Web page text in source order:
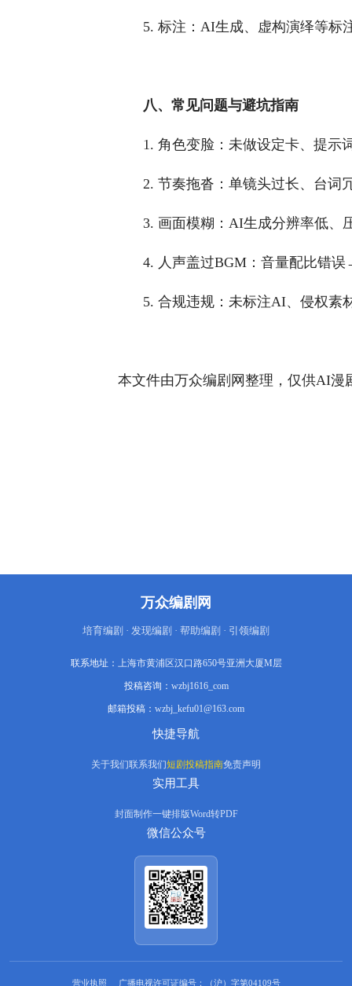
5. 标注：AI生成、虚构演绎等标
八、常见问题与避坑指南
1. 角色变脸：未做设定卡、提
2. 节奏拖沓：单镜头过长、台词
3. 画面模糊：AI生成分辨率低、
4. 人声盖过BGM：音量配比错
5. 合规违规：未标注AI、侵权
本文件由万众编剧网整理，仅供AI漫
万众编剧网
培育编剧 · 发现编剧 · 帮助编剧 · 引领编剧
联系地址： 上海市黄浦区汉口路650号亚洲大厦M层
投稿咨询： wzbj1616_com
邮箱投稿： wzbj_kefu01@163.com
快捷导航
关于我们联系我们短剧投稿指南免责声明
实用工具
封面制作一键排版Word转PDF
微信公众号
营业执照 广播电视许可证编号：（沪）字第04109号